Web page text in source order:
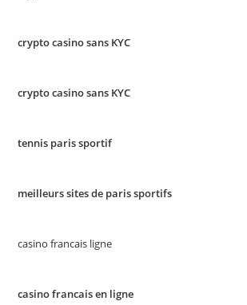
crypto casino sans KYC
crypto casino sans KYC
tennis paris sportif
meilleurs sites de paris sportifs
casino francais ligne
casino francais en ligne